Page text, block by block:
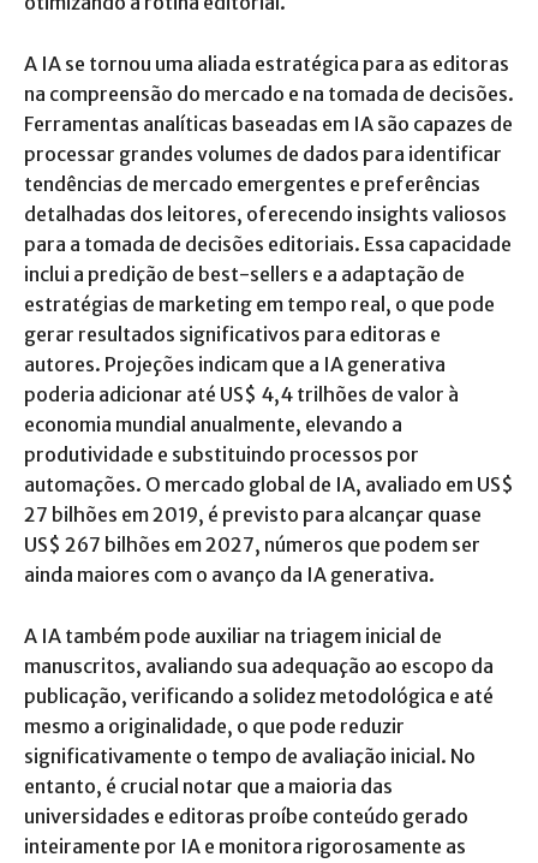
A IA se tornou uma aliada estratégica para as editoras
na compreensão do mercado e na tomada de decisões.
Ferramentas analíticas baseadas em IA são capazes de
processar grandes volumes de dados para identificar
tendências de mercado emergentes e preferências
detalhadas dos leitores, oferecendo insights valiosos
para a tomada de decisões editoriais. Essa capacidade
inclui a predição de best-sellers e a adaptação de
estratégias de marketing em tempo real, o que pode
gerar resultados significativos para editoras e
autores. Projeções indicam que a IA generativa
poderia adicionar até US$ 4,4 trilhões de valor à
economia mundial anualmente, elevando a
produtividade e substituindo processos por
automações. O mercado global de IA, avaliado em US$
27 bilhões em 2019, é previsto para alcançar quase
US$ 267 bilhões em 2027, números que podem ser
ainda maiores com o avanço da IA generativa.
A IA também pode auxiliar na triagem inicial de
manuscritos, avaliando sua adequação ao escopo da
publicação, verificando a solidez metodológica e até
mesmo a originalidade, o que pode reduzir
significativamente o tempo de avaliação inicial. No
entanto, é crucial notar que a maioria das
universidades e editoras proíbe conteúdo gerado
inteiramente por IA e monitora rigorosamente as